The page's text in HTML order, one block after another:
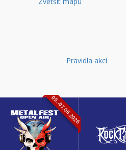
Pravidla akcí
05.-07.06.2026